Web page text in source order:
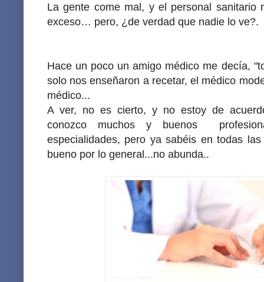
La gente come mal, y el personal sanitario
exceso… pero, ¿de verdad que nadie lo ve?.
Hace un poco un amigo médico me decía,
solo nos enseñaron a recetar, el médico
médico...
A ver, no es cierto, y no estoy de
conozco muchos y buenos
especialidades, pero ya sabéis en todas
bueno por lo general...no abunda..